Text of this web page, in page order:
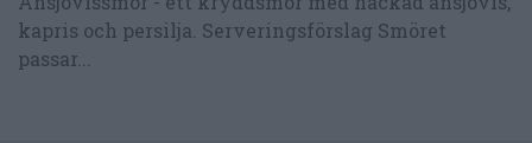
kapris och persilja. Serveringsförslag Smöret
passar...